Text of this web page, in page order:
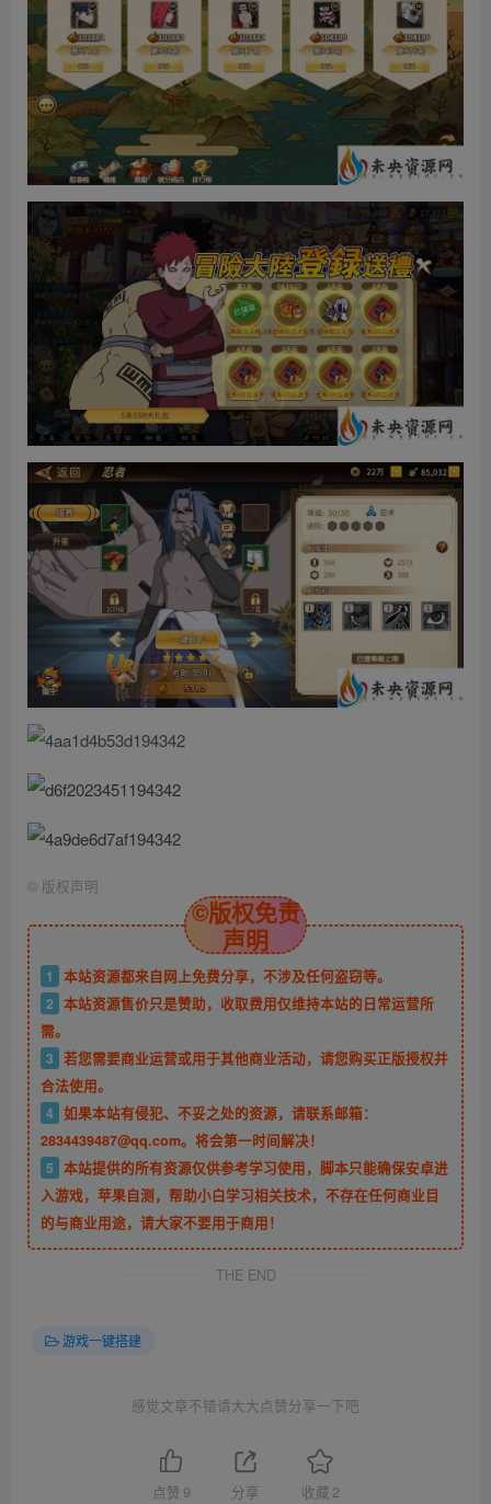
© 版权声明
©版权免责
声明
1
本站资源都来自网上免费分享，不涉及任何盗窃等。
2 本站资源售价只是赞助，收取费用仅维持本站的日常运营所
需。
3 若您需要商业运营或用于其他商业活动，请您购买正版授权并
合法使用。
4 如果本站有侵犯、不妥之处的资源，请联系邮箱：
2834439487@qq.com。将会第一时间解决！
5 本站提供的所有资源仅供参考学习使用，脚本只能确保安卓进
入游戏，苹果自测，帮助小白学习相关技术，不存在任何商业目
的与商业用途，请大家不要用于商用！
THE END
游戏一键搭建
感觉文章不错请大大点赞分享一下吧
点赞 9 分享 收藏 2